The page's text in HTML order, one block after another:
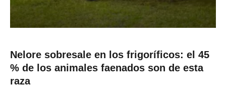
Nelore sobresale en los frigoríficos: el 45
% de los animales faenados son de esta
raza